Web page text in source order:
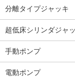
分離タイプジャッキ
超低床シリンダジャ
手動ポンプ
電動ポンプ